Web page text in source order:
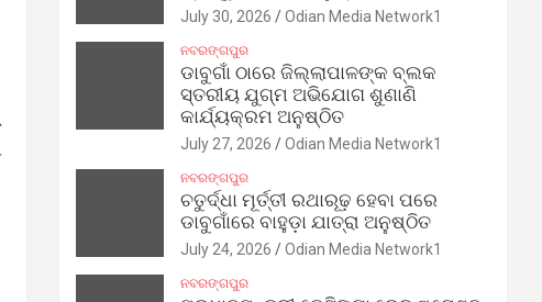
July 30, 2026 Odian Media Network1
ନବରଙ୍ଗପୁର
ଡାବୁଗାଁ ଠାରେ ଜିଲ୍ଲାପାଳଙ୍କ ବ୍ଲକ
ସ୍ତରୀୟ ଯୁଗ୍ମ ଅଭିଯୋଗ ଶୁଣାଣି
କାର୍ଯ୍ୟକ୍ରମ ଅନୁଷ୍ଠିତ
July 27, 2026 Odian Media Network1
ନବରଙ୍ଗପୁର
ଚତୁର୍ଦ୍ଧା ମୂର୍ତ୍ତୀ ରଥାରୂଢ଼ ହେବା ପରେ
ଡାବୁଗାଁରେ ବାହୁଡ଼ା ଯାତ୍ରା ଅନୁଷ୍ଠିତ
July 24, 2026 Odian Media Network1
ନବରଙ୍ଗପୁର